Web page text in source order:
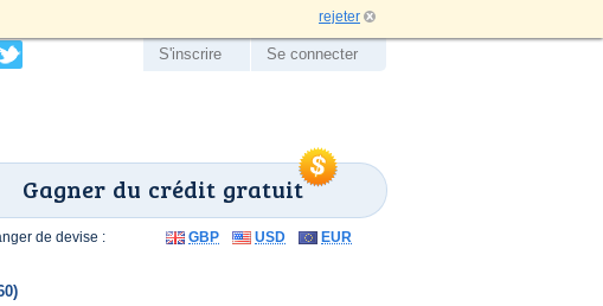
rejeter
Gagner du crédit gratuit
S'inscrire Se connecter
de devise : GBP USD EUR